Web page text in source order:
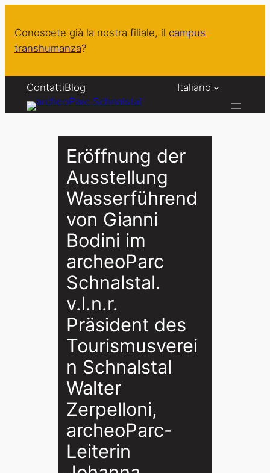
contenuto
Conoscete già la nostra filiale, il campus
transhumanza?
ContattiBlog Italiano
Eröffnung der
Ausstellung
Wasserführend
von Gianni
Bodini im
archeoParc
Schnalstal.
v.l.n.r.
Präsident des
Tourismusverei
n Schnalstal
Walter
Zerpelloni,
archeoParc-
Leiterin